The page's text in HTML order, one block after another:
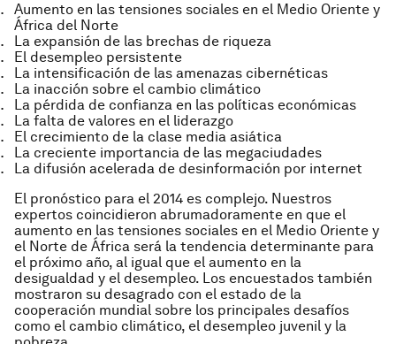
Aumento en las tensiones sociales en el Medio Oriente y
África del Norte
La expansión de las brechas de riqueza
El desempleo persistente
La intensificación de las amenazas cibernéticas
La inacción sobre el cambio climático
La pérdida de confianza en las políticas económicas
La falta de valores en el liderazgo
El crecimiento de la clase media asiática
La creciente importancia de las megaciudades
La difusión acelerada de desinformación por internet
El pronóstico para el 2014 es complejo. Nuestros
expertos coincidieron abrumadoramente en que el
aumento en las tensiones sociales en el Medio Oriente y
el Norte de África será la tendencia determinante para
el próximo año, al igual que el aumento en la
desigualdad y el desempleo. Los encuestados también
mostraron su desagrado con el estado de la
cooperación mundial sobre los principales desafíos
como el cambio climático, el desempleo juvenil y la